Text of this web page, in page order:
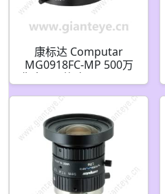
康标达 Computar
MG0918FC-MP 500万
像素 2/3英寸 9mm F1.8